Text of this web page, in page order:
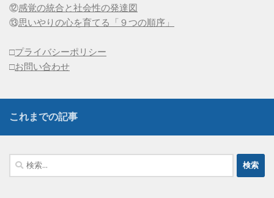
⑫感覚の統合と社会性の発達図
⑬思いやりの心を育てる「９つの順序」
□プライバシーポリシー
□お問い合わせ
これまでの記事
検
索: